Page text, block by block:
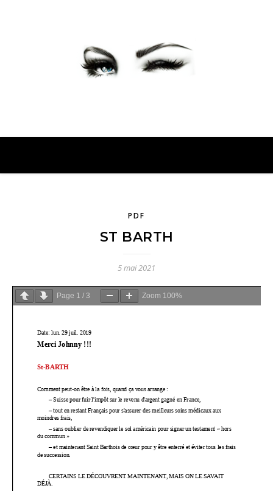
PDF
ST BARTH
5 mai 2021
Page 1 / 3 Zoom 100%